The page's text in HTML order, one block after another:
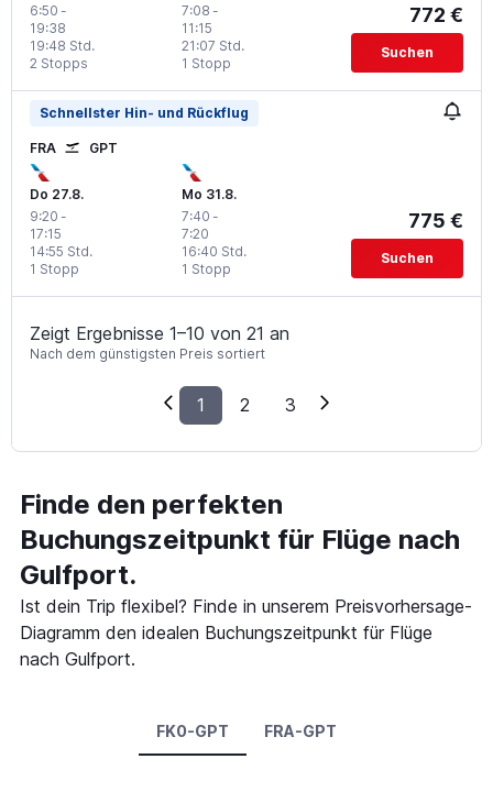
6:50 -
19:38
2 Stopps
19:48 Std.
7:08 -
11:15
1 Stopp
21:07 Std.
772 €
Suchen
Schnellster Hin- und Rückflug
FRA GPT
Do 27.8.
9:20 -
17:15
1 Stopp
14:55 Std.
Mo 31.8.
7:40 -
7:20
1 Stopp
16:40 Std.
775 €
Suchen
Zeigt Ergebnisse 1–10 von 21 an
Nach dem günstigsten Preis sortiert
1 2 3
Finde den perfekten
Buchungszeitpunkt für Flüge nach
Gulfport.
Ist dein Trip flexibel? Finde in unserem Preisvorhersage-
Diagramm den idealen Buchungszeitpunkt für Flüge
nach Gulfport.
FK0-GPT FRA-GPT